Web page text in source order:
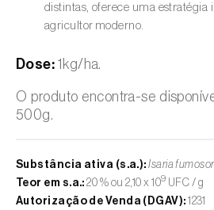
distintas, oferece uma estratégia
agricultor moderno.
Dose: 1kg/ha.
O produto encontra-se
500g.
Substância ativa (s.a.): Isaria
Teor em s.a.: 20 % ou 2,10 x 109 UFC / g
Autorização de Venda (DGAV):1231